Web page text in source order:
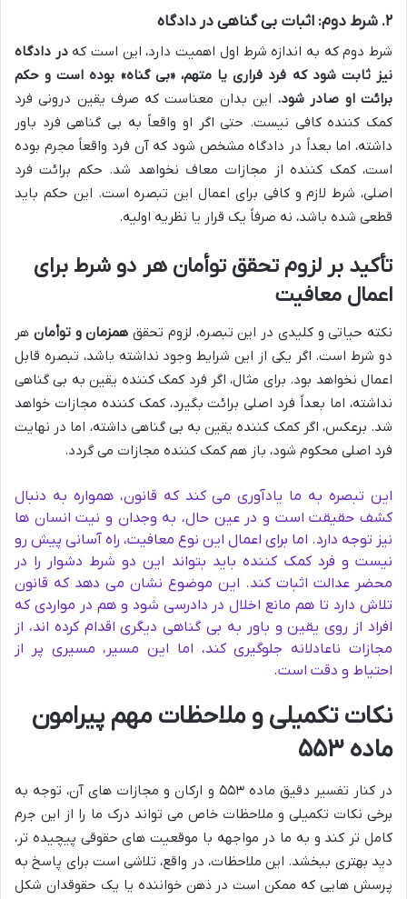
۲. شرط دوم: اثبات بی گناهی در دادگاه
شرط دوم که به اندازه شرط اول اهمیت دارد، این است کهدر دادگاه
نیز ثابت شود که فرد فراری یا متهم، «بی گناه» بوده است و حکم
برائت او صادر شود. این بدان معناست که صرف یقین درونی فرد
کمک کننده کافی نیست. حتی اگر او واقعاً به بی گناهی فرد باور
داشته، اما بعداً در دادگاه مشخص شود که آن فرد واقعاً مجرم بوده
است، کمک کننده از مجازات معاف نخواهد شد. حکم برائت فرد
اصلی، شرط لازم و کافی برای اعمال این تبصره است. این حکم باید
قطعی شده باشد، نه صرفاً یک قرار یا نظریه اولیه.
تأکید بر لزوم تحقق توأمان هر دو شرط برای
اعمال معافیت
نکته حیاتی و کلیدی در این تبصره، لزوم تحقق همزمان و توأمان هر
دو شرط است. اگر یکی از این شرایط وجود نداشته باشد، تبصره قابل
اعمال نخواهد بود. برای مثال، اگر فرد کمک کننده یقین به بی گناهی
نداشته، اما بعداً فرد اصلی برائت بگیرد، کمک کننده مجازات خواهد
شد. برعکس، اگر کمک کننده یقین به بی گناهی داشته، اما در نهایت
فرد اصلی محکوم شود، باز هم کمک کننده مجازات می گردد.
این تبصره به ما یادآوری می کند که قانون، همواره به دنبال
کشف حقیقت است و در عین حال، به وجدان و نیت انسان ها
نیز توجه دارد. اما برای اعمال این نوع معافیت، راه آسانی پیش رو
نیست و فرد کمک کننده باید بتواند این دو شرط دشوار را در
محضر عدالت اثبات کند. این موضوع نشان می دهد که قانون
تلاش دارد تا هم مانع اخلال در دادرسی شود و هم در مواردی که
افراد از روی یقین و باور به بی گناهی دیگری اقدام کرده اند، از
مجازات ناعادلانه جلوگیری کند، اما این مسیر، مسیری پر از
احتیاط و دقت است.
نکات تکمیلی و ملاحظات مهم پیرامون
ماده ۵۵۳
در کنار تفسیر دقیق ماده ۵۵۳ و ارکان و مجازات های آن، توجه به
برخی نکات تکمیلی و ملاحظات خاص می تواند درک ما را از این جرم
کامل تر کند و به ما در مواجهه با موقعیت های حقوقی پیچیده تر،
دید بهتری ببخشد. این ملاحظات، در واقع، تلاشی است برای پاسخ به
پرسش هایی که ممکن است در ذهن خواننده یا یک حقوقدان شکل